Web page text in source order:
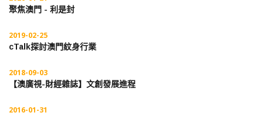
聚焦澳門 - 利是封
2019-02-25
cTalk探討澳門紋身行業
2018-09-03
【澳廣視-財經雜誌】文創發展進程
2016-01-31